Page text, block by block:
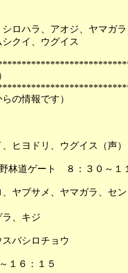
ロハラ、アオジ、ヤマガ
クイ、ウグイス
12日 （土
の情報です）
ヒヨドリ、ウグイス（声）
林道ゲート ８：３０～１
ヤブサメ、ヤマガラ、セ
、キジ
バシロチョウ
１６：１５